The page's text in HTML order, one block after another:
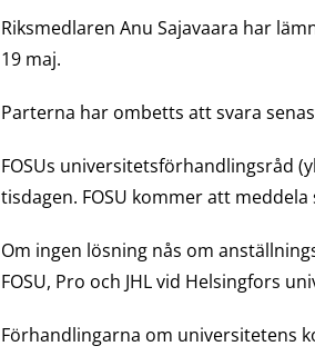
Riksmedlaren Anu Sajavaara har
19 maj.
Parterna har ombetts att svara
FOSUs universitetsförhandlingsråd
tisdagen. FOSU kommer att
Om ingen lösning nås om
FOSU, Pro och JHL vid Helsingfors
Förhandlingarna om universitetens